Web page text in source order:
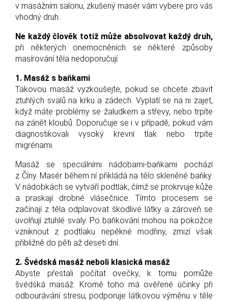
v masážním salonu, zkušený masér vám vybere pro vás
vhodný druh.
Ne každý člověk totiž může absolvovat každý druh,
při některých onemocněních se některé způsoby
masírování těla nedoporučují.
1. Masáž s baňkami
Takovou masáž vyzkoušejte, pokud se chcete zbavit
ztuhlých svalů na krku a zádech. Vyplatí se na ni zajet,
když máte problémy se žaludkem a střevy, nebo trpíte
na zánět kloubů. Doporučuje se i v případě, pokud vám
diagnostikovali vysoký krevní tlak nebo trpíte
migrénami.
Masáž se speciálními nádobami-baňkami pochází
z Číny. Masér během ní přikládá na tělo skleněné baňky.
V nádobkách se vytváří podtlak, čímž se prokrvuje kůže
a praskají drobné vlásečnice. Tímto procesem se
začínají z těla odplavovat škodlivé látky a zároveň se
uvolňují ztuhlé svaly. Po baňkování mohou na pokožce
vzniknout z podtlaku nepěkné modřiny, zmizí však
přibližně do pěti až deseti dní.
2. Švédská masáž neboli klasická masáž
Abyste přestali počítat ovečky, k tomu pomůže
švédská masáž. Kromě toho má ověřené účinky při
odbourávání stresu, podporuje látkovou výměnu v těle